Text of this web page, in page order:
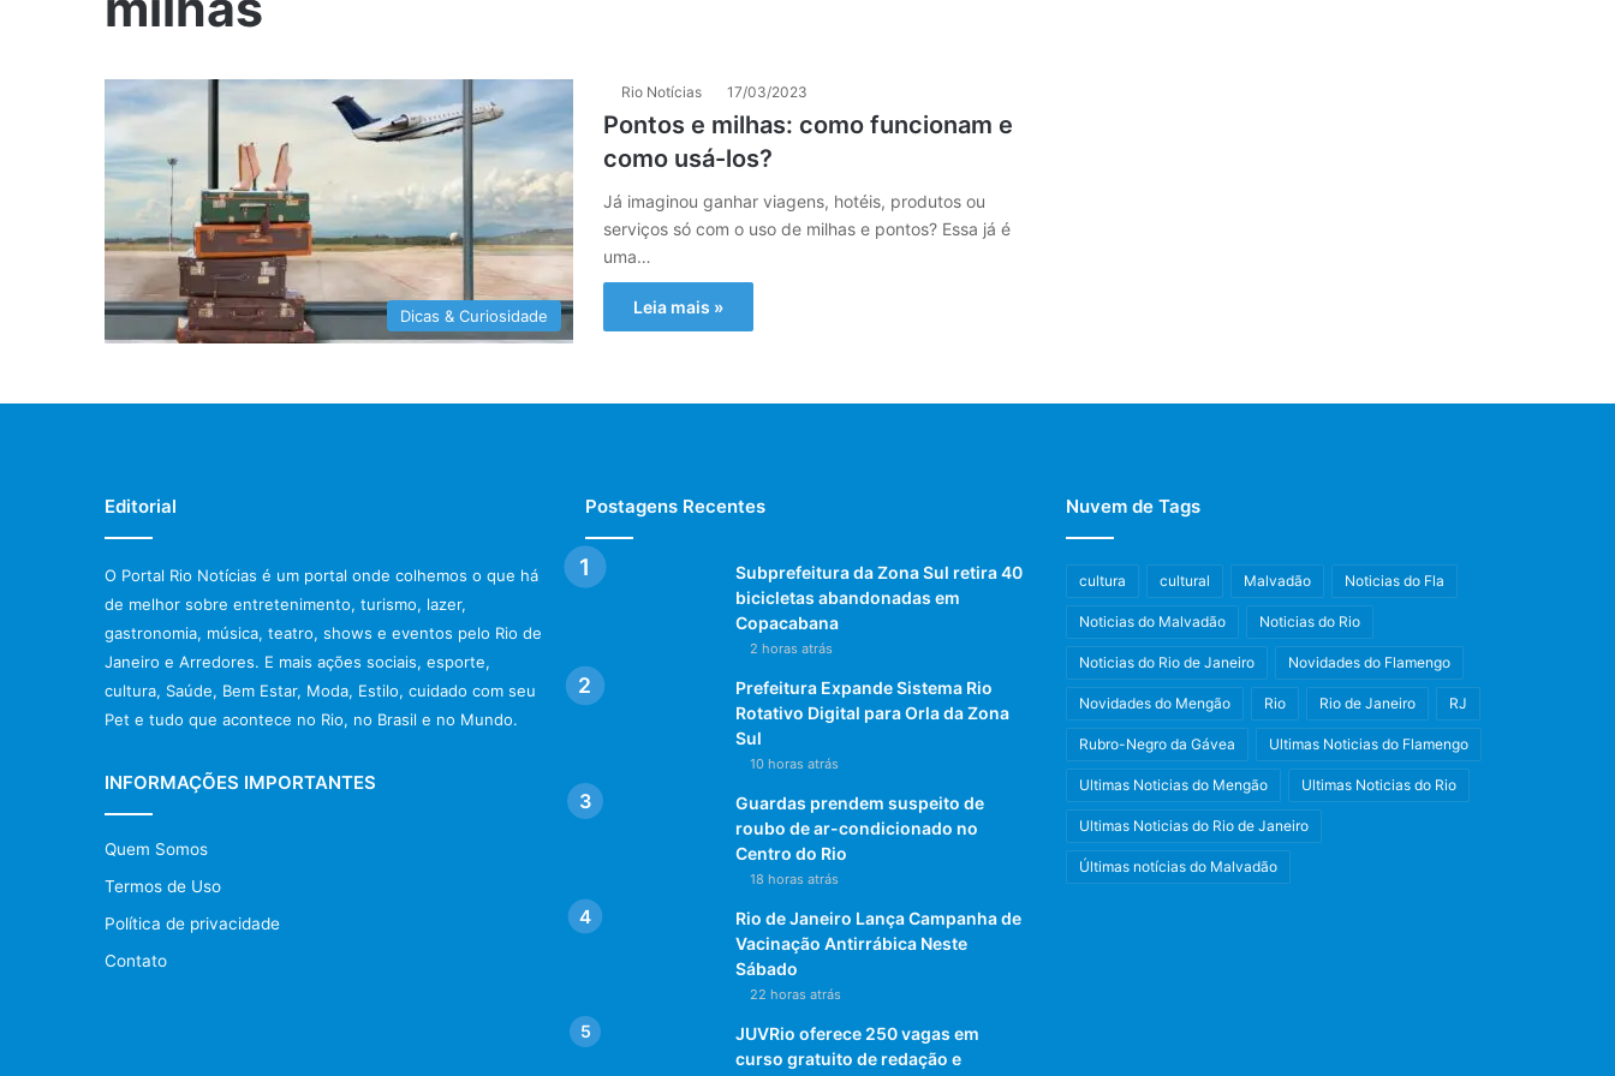
Dicas & Curiosidade
Rio Notícias 17/03/2023
Pontos e milhas: como funcionam e
como usá-los?
Já imaginou ganhar viagens, hotéis, produtos ou
serviços só com o uso de milhas e pontos? Essa já é
uma…
Leia mais »
Editorial
O Portal Rio Notícias é um portal onde colhemos o que há
de melhor sobre entretenimento, turismo, lazer,
gastronomia, música, teatro, shows e eventos pelo Rio de
Janeiro e Arredores. E mais ações sociais, esporte,
cultura, Saúde, Bem Estar, Moda, Estilo, cuidado com seu
Pet e tudo que acontece no Rio, no Brasil e no Mundo.
INFORMAÇÕES IMPORTANTES
Quem Somos
Termos de Uso
Política de privacidade
Contato
Postagens Recentes
Subprefeitura da Zona Sul retira 40
bicicletas abandonadas em
Copacabana
2 horas atrás
Prefeitura Expande Sistema Rio
Rotativo Digital para Orla da Zona
Sul
10 horas atrás
Guardas prendem suspeito de
roubo de ar-condicionado no
Centro do Rio
18 horas atrás
Rio de Janeiro Lança Campanha de
Vacinação Antirrábica Neste
Sábado
22 horas atrás
JUVRio oferece 250 vagas em
curso gratuito de redação e
Nuvem de Tags
cultura cultural Malvadão Noticias do Fla
Noticias do Malvadão Noticias do Rio
Noticias do Rio de Janeiro Novidades do Flamengo
Novidades do Mengão Rio Rio de Janeiro RJ
Rubro-Negro da Gávea Ultimas Noticias do Flamengo
Ultimas Noticias do Mengão Ultimas Noticias do Rio
Ultimas Noticias do Rio de Janeiro
Últimas notícias do Malvadão